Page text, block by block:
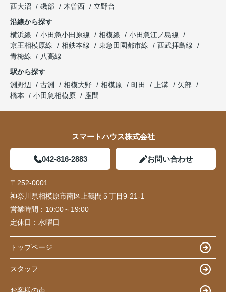
西大沼
磯部 木曽西
立野台
沿線から探す
横浜線
小田急小田原線 相模線
小田急江ノ島線
京王相模原線
相鉄本線 東急田園都市線
西武拝島線
青梅線
八高線
駅から探す
淵野辺
古淵 相模大野 相模原 町田 上溝
矢部
橋本
小田急相模原 座間
スマートハウス株式会社
042-816-2883 お問い合わせ
〒252-0001
神奈川県相模原市南区上鶴間５丁目9-21-1
営業時間： 10:00～19:00
定休日： 水曜日
トップページ
スタッフ